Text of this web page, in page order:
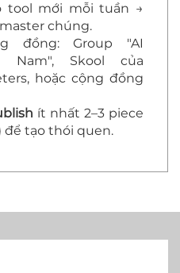
tool mới mỗi tuần →
chúng.
đồng: Group "AI
Nam", Skool của
hoặc cộng đồng
ít nhất 2–3 piece
tạo thói quen.